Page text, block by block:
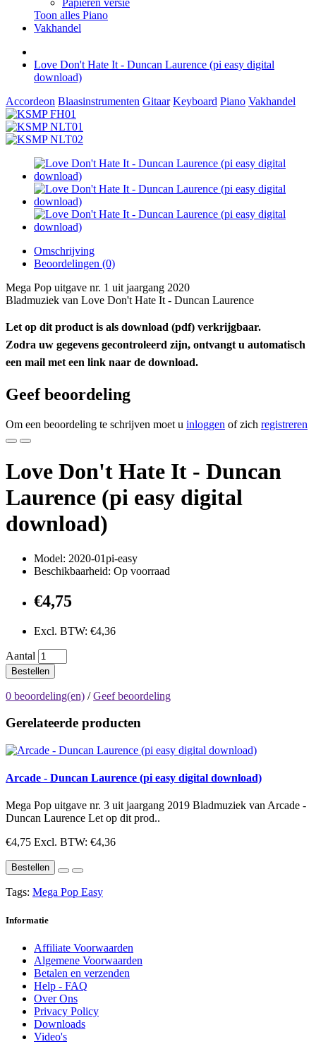
Papieren versie
Toon alles Piano
Vakhandel
Love Don't Hate It - Duncan Laurence (pi easy digital
download)
Accordeon Blaasinstrumenten Gitaar Keyboard Piano Vakhandel
Omschrijving
Beoordelingen (0)
Mega Pop uitgave nr. 1 uit jaargang 2020
Bladmuziek van Love Don't Hate It - Duncan Laurence
Let op dit product is als download (pdf) verkrijgbaar.
Zodra uw gegevens gecontroleerd zijn, ontvangt u automatisch
een mail met een link naar de download.
Geef beoordeling
Om een beoordeling te schrijven moet u inloggen of zich registreren
Love Don't Hate It - Duncan
Laurence (pi easy digital
download)
Model: 2020-01pi-easy
Beschikbaarheid: Op voorraad
€4,75
Excl. BTW: €4,36
Aantal
Bestellen
0 beoordeling(en) /Geef beoordeling
Gerelateerde producten
Arcade - Duncan Laurence (pi easy digital download)
Mega Pop uitgave nr. 3 uit jaargang 2019 Bladmuziek van Arcade -
Duncan Laurence Let op dit prod..
€4,75 Excl. BTW: €4,36
Bestellen
Tags: Mega Pop Easy
Informatie
Affiliate Voorwaarden
Algemene Voorwaarden
Betalen en verzenden
Help - FAQ
Over Ons
Privacy Policy
Downloads
Video's